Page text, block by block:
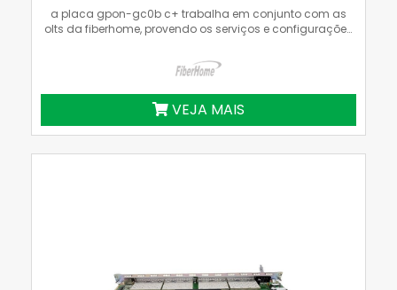
a placa gpon-gc0b c+ trabalha em conjunto com as
olts da fiberhome, provendo os serviços e configurações
suportar até 1024 clientes conectados.compatível com
as olts da fiberhome: an5116-06b, an5516-06, an5516-
VEJA MAIS